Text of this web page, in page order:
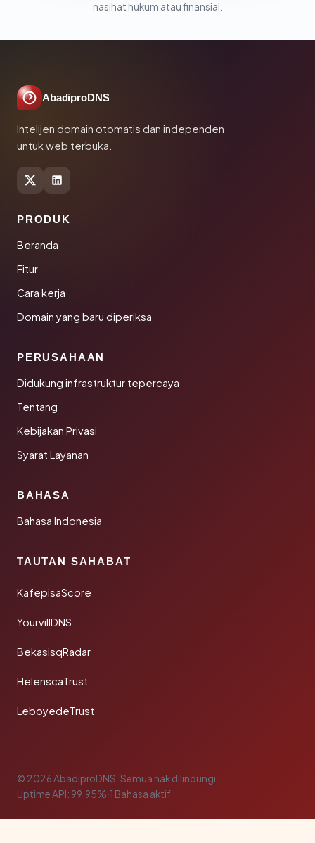
nasihat hukum atau finansial.
AbadiproDNS
Intelijen domain otomatis dan independen
untuk web terbuka.
PRODUK
Beranda
Fitur
Cara kerja
Domain yang baru diperiksa
PERUSAHAAN
Didukung infrastruktur tepercaya
Tentang
Kebijakan Privasi
Syarat Layanan
BAHASA
Bahasa Indonesia
TAUTAN SAHABAT
KafepisaScore
YourvillDNS
BekasisqRadar
HelenscaTrust
LeboyedeTrust
© 2026 AbadiproDNS. Semua hak dilindungi.
Uptime API: 99.95%·1 Bahasa aktif